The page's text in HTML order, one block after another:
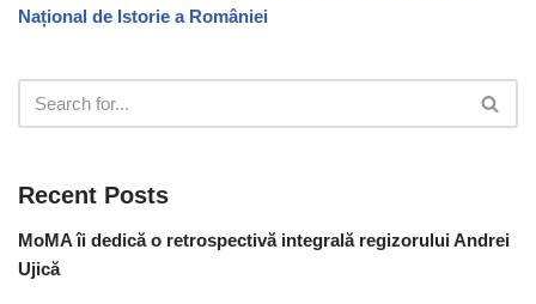
Național de Istorie a României
Recent Posts
MoMA îi dedică o retrospectivă integrală regizorului Andrei
Ujică